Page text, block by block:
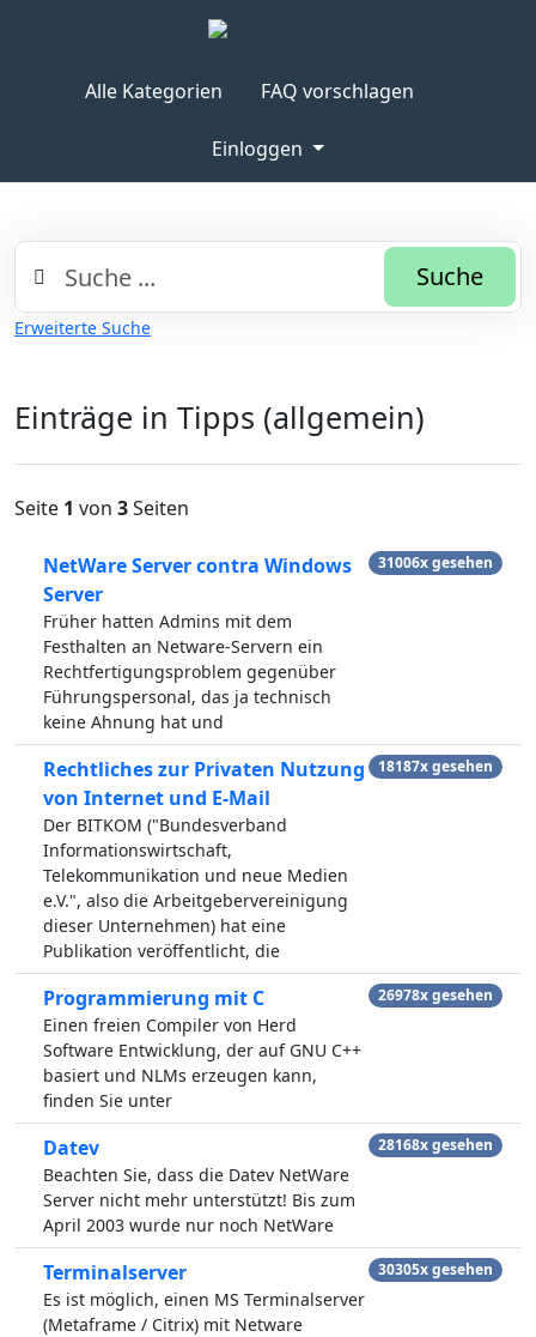
Alle Kategorien FAQ vorschlagen
Einloggen
Suche
Erweiterte Suche
Einträge in Tipps (allgemein)
Seite 1 von 3Seiten
NetWare Server contra Windows
Server
Früher hatten Admins mit dem
Festhalten an Netware-Servern ein
Rechtfertigungsproblem gegenüber
Führungspersonal, das ja technisch
keine Ahnung hat und
31006x gesehen
Rechtliches zur Privaten Nutzung
von Internet und E-Mail
Der BITKOM ("Bundesverband
Informationswirtschaft,
Telekommunikation und neue Medien
e.V.", also die Arbeitgebervereinigung
dieser Unternehmen) hat eine
Publikation veröffentlicht, die
18187x gesehen
Programmierung mit C
Einen freien Compiler von Herd
Software Entwicklung, der auf GNU C++
basiert und NLMs erzeugen kann,
finden Sie unter
26978x gesehen
Datev
Beachten Sie, dass die Datev NetWare
Server nicht mehr unterstützt! Bis zum
April 2003 wurde nur noch NetWare
28168x gesehen
Terminalserver
Es ist möglich, einen MS Terminalserver
(Metaframe / Citrix) mit Netware
30305x gesehen